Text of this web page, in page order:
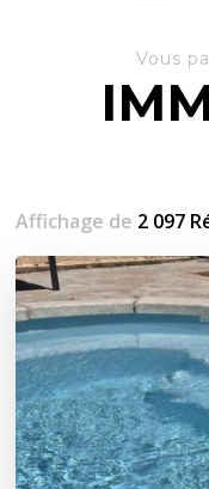
Vous
Affichage de 2 097